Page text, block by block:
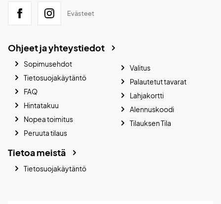
Evästeet
Ohjeet ja yhteystiedot
Sopimusehdot
Tietosuojakäytäntö
FAQ
Hintatakuu
Nopea toimitus
Peruuta tilaus
Valitus
Palautetut tavarat
Lahjakortti
Alennuskoodi
Tilauksen Tila
Tietoa meistä
Tietosuojakäytäntö